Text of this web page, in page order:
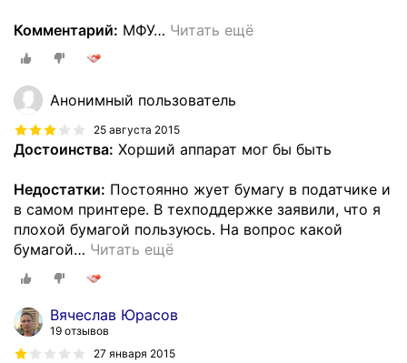
Комментарий: МФУ… Читать ещё
Анонимный пользователь
25 августа 2015
Достоинства: Хорший аппарат мог бы быть
Недостатки: Постоянно жует бумагу в податчике и
в самом принтере. В техподдержке заявили, что я
плохой бумагой пользуюсь. На вопрос какой
бумагой… Читать ещё
Вячеслав Юрасов
19 отзывов
27 января 2015